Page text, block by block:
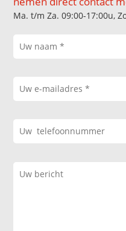
Ma. t/m Za. 09:00-17:00u,